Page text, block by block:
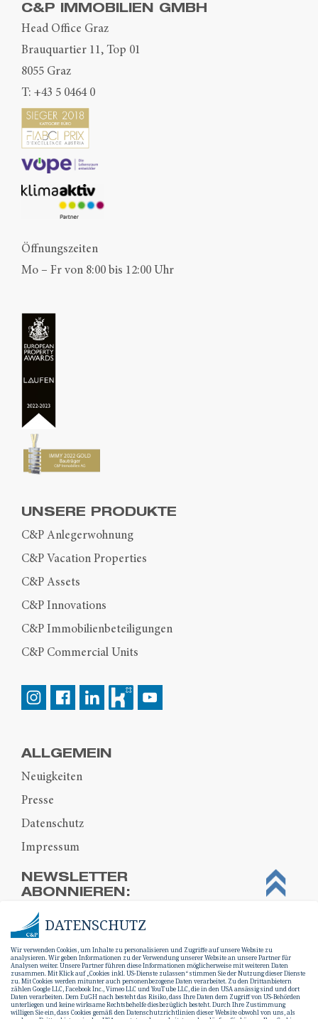
C&P IMMOBILIEN GMBH
Head Office Graz
Brauquartier 11, Top 01
8055 Graz
T: +43 5 0464 0
Öffnungszeiten
Mo – Fr von 8:00 bis 12:00 Uhr
UNSERE PRODUKTE
C&P Anlegerwohnung
C&P Vacation Properties
C&P Assets
C&P Innovations
C&P Immobilienbeteiligungen
C&P Commercial Units
ALLGEMEIN
Neuigkeiten
Presse
Datenschutz
Impressum
NEWSLETTER
ABONNIEREN:
DATENSCHUTZ
Wir verwenden Cookies, um Inhalte zu personalisieren und Zugriffe auf unsere Website zu
analysieren. Wir geben Informationen zu der Verwendung unserer Website an unsere Partner für
Analysen weiter. Unsere Partner führen diese Informationen möglicherweise mit weiteren Daten
zusammen. Mit Klick auf „Cookies inkl. US-Dienste zulassen“ stimmen Sie der Nutzung dieser Dienste
zu. Mit Cookies werden mitunter auch personenbezogene Daten verarbeitet. Zu den Drittanbietern
zählen Google LLC, Facebook Inc., Vimeo LLC und YouTube LLC, die in den USA ansässig sind und dort
Daten verarbeiten. Dem EuGH nach besteht das Risiko, dass Ihre Daten dem Zugriff von US-Behörden
unterliegen und keine wirksame Rechtsbehelfe diesbezüglich besteht. Durch Ihre Zustimmung
willigen Sie ein, dass Cookies gemäß den Datenschutzrichtlinien dieser Website obwohl von uns, als